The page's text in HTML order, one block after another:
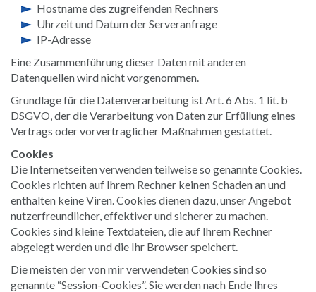
Hostname des zugreifenden Rechners
Uhrzeit und Datum der Serveranfrage
IP-Adresse
Eine Zusammenführung dieser Daten mit anderen
Datenquellen wird nicht vorgenommen.
Grundlage für die Datenverarbeitung ist Art. 6 Abs. 1 lit. b
DSGVO, der die Verarbeitung von Daten zur Erfüllung eines
Vertrags oder vorvertraglicher Maßnahmen gestattet.
Cookies
Die Internetseiten verwenden teilweise so genannte Cookies.
Cookies richten auf Ihrem Rechner keinen Schaden an und
enthalten keine Viren. Cookies dienen dazu, unser Angebot
nutzerfreundlicher, effektiver und sicherer zu machen.
Cookies sind kleine Textdateien, die auf Ihrem Rechner
abgelegt werden und die Ihr Browser speichert.
Die meisten der von mir verwendeten Cookies sind so
genannte “Session-Cookies”. Sie werden nach Ende Ihres